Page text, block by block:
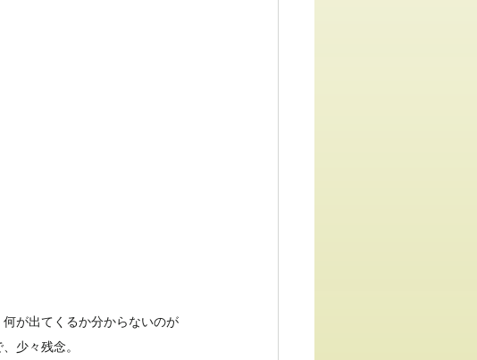
が出てくるか分からないのが
少々残念。